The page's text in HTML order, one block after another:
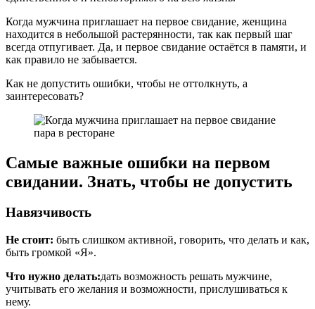
Когда мужчина приглашает на первое свидание, женщина
находится в небольшой растерянности, так как первый шаг
всегда отпугивает. Да, и первое свидание остаётся в памяти, и
как правило не забывается.
Как не допустить ошибки, чтобы не оттолкнуть, а
заинтересовать?
Самые важные ошибки на первом
свидании. Знать, чтобы не допустить
Навязчивость
Не стоит: быть слишком активной, говорить, что делать и как,
быть громкой «Я».
Что нужно делать:дать возможность решать мужчине,
учитывать его желания и возможности, прислушиваться к
нему.